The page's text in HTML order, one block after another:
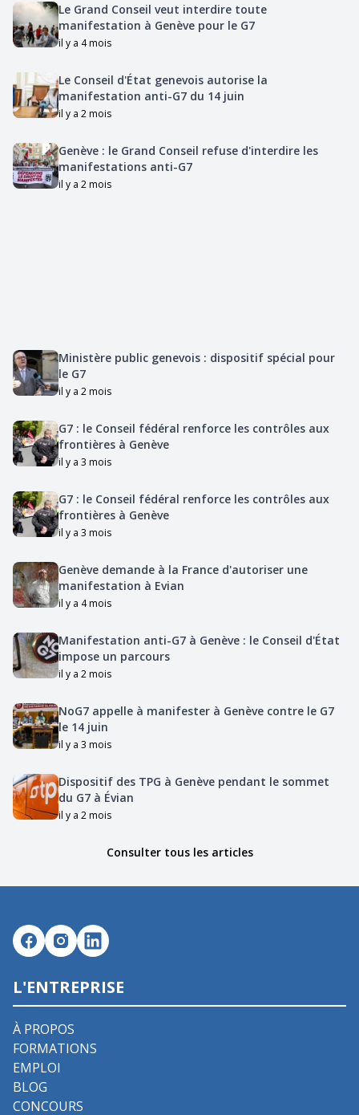
Le Grand Conseil veut interdire toute
manifestation à Genève pour le G7
il y a 4 mois
Le Conseil d'État genevois autorise la
manifestation anti-G7 du 14 juin
il y a 2 mois
Genève : le Grand Conseil refuse d'interdire les
manifestations anti-G7
il y a 2 mois
Ministère public genevois : dispositif spécial pour
le G7
il y a 2 mois
G7 : le Conseil fédéral renforce les contrôles aux
frontières à Genève
il y a 3 mois
G7 : le Conseil fédéral renforce les contrôles aux
frontières à Genève
il y a 3 mois
Genève demande à la France d'autoriser une
manifestation à Evian
il y a 4 mois
Manifestation anti-G7 à Genève : le Conseil d'État
impose un parcours
il y a 2 mois
NoG7 appelle à manifester à Genève contre le G7
le 14 juin
il y a 3 mois
Dispositif des TPG à Genève pendant le sommet
du G7 à Évian
il y a 2 mois
Consulter tous les articles
L'ENTREPRISE
À PROPOS
FORMATIONS
EMPLOI
BLOG
CONCOURS